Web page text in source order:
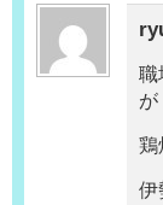
職
が
鶏
伊